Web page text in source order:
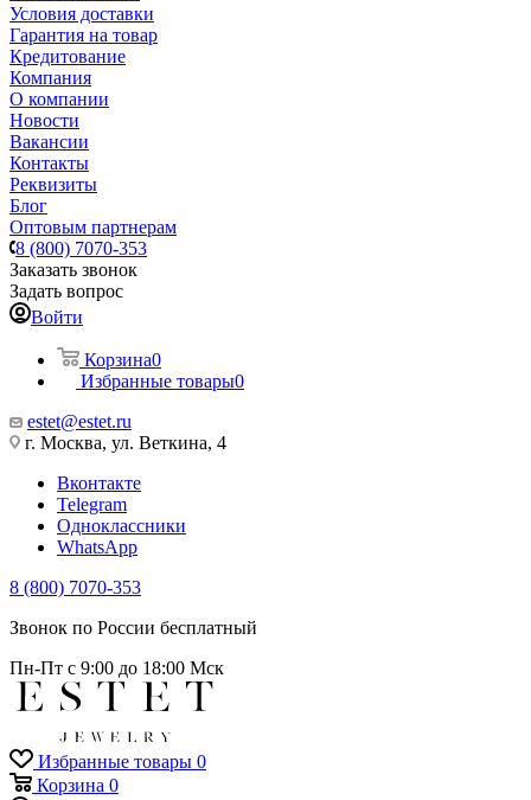
Условия доставки
Гарантия на товар
Кредитование
Компания
О компании
Новости
Вакансии
Контакты
Реквизиты
Блог
Оптовым партнерам
8 (800) 7070-353
Заказать звонок
Задать вопрос
Войти
Корзина0
Избранные товары0
estet@estet.ru
г. Москва, ул. Веткина, 4
Вконтакте
Telegram
Одноклассники
WhatsApp
8 (800) 7070-353
Звонок по России бесплатный
Пн-Пт с 9:00 до 18:00 Мск
Избранные товары 0
Корзина 0